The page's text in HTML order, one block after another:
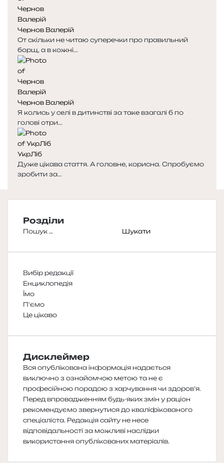
Чернов Валерій
От скільки не читаю суперечки про правильний
борщ, а в кожні...
Чернов Валерій
Я колись у селі в дитинстві за таке взагалі б по
голові отри...
УкрЛіб
Дуже цікава стаття. А головне, корисна. Спробуємо
зробити за...
Розділи
Пошук:
Вибір редакції
Енциклопедія
Їмо
П'ємо
Це цікаво
Дисклеймер
Вся опублікована інформація надається
виключно з ознайомчою метою та не є
професійною порадою з харчування чи здоров’я.
Перед впровадженням будь-яких змін у раціон
рекомендуємо звернутися до кваліфікованого
спеціаліста. Редакція сайту не несе
відповідальності за можливі наслідки
використання опублікованих матеріалів.